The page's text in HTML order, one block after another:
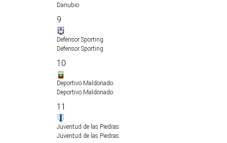
Danubio
9
Defensor Sporting
Defensor Sporting
10
Deportivo Maldonado
Deportivo Maldonado
11
Juventud de las Piedras
Juventud de las Piedras